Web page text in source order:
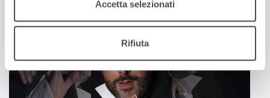
Accetta selezionati
Rifiuta